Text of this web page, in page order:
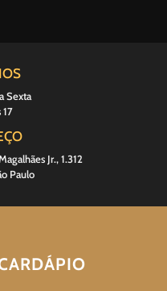
Sexta
17
Jr., 1.312
Paulo